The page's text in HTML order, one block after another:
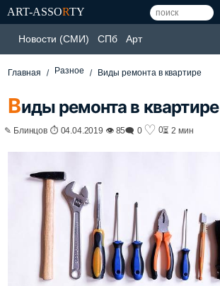
ART-ASSORTY
Новости (СМИ) СПб Арт
Главная Разное Виды ремонта в квартире
Виды ремонта в квартире
✎ Блинцов ⏱ 04.04.2019 👁 85🗨 0 ♡ 0⏳ 2 мин